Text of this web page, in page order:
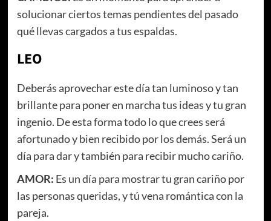
solucionar ciertos temas pendientes del pasado
qué llevas cargados a tus espaldas.
LEO
Deberás aprovechar este día tan luminoso y tan
brillante para poner en marcha tus ideas y tu gran
ingenio. De esta forma todo lo que crees será
afortunado y bien recibido por los demás. Será un
día para dar y también para recibir mucho cariño.
AMOR: Es un día para mostrar tu gran cariño por
las personas queridas, y tú vena romántica con la
pareja.